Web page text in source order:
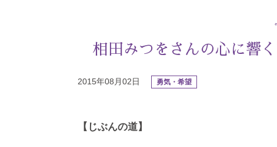
相田みつをさんの心に響
2015年08月02日 勇気・希望
【じぶんの道】